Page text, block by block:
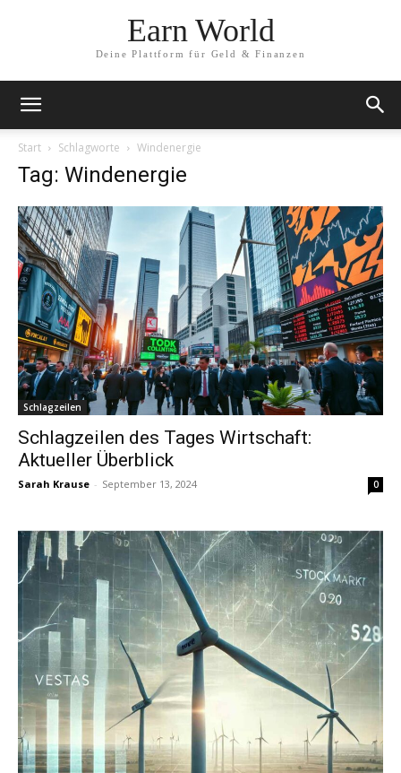
Earn World
Deine Plattform für Geld & Finanzen
Start Schlagworte Windenergie
Tag: Windenergie
Schlagzeilen
Schlagzeilen des Tages Wirtschaft:
Aktueller Überblick
Sarah Krause - September 13, 2024 0